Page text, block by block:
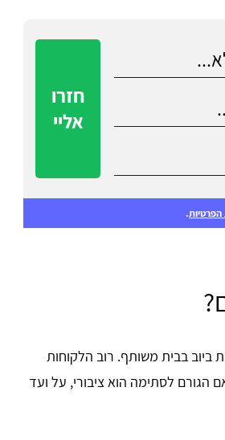
חזרו
אליי
הפרטיות.
בבית משותף. רוב הלקוחות
הגורם לסתימה הוא ציבורי, על ועד